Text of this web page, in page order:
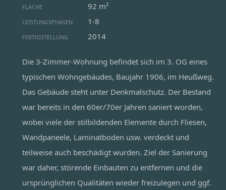
FLÄCHE 92 m²
LEISTUNGSPHASEN 1-8
FERTIGSTELLUNG 2014
Die 3-Zimmer-Wohnung befindet sich im 3. OG eines
typischen Wohngebäudes, Baujahr 1906, im Heußweg.
Das Gebäude steht unter Denkmalschutz. Der Bestand
war bereits in den 60er/70er Jahren saniert worden,
wobei viele der stilbildenden Elemente durch Fliesen,
Wandpaneele, Laminatboden usw. verdeckt und
teilweise auch beschädigt wurden. Ziel der Sanierung
war daher, störende Einbauten zu entfernen und die
ursprünglichen Qualitäten wieder freizulegen und ggf.